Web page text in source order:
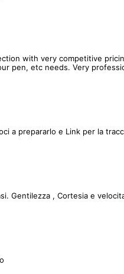
with very competitive
pen, etc needs. Very
a prepararlo e Link per la
Gentilezza , Cortesia e